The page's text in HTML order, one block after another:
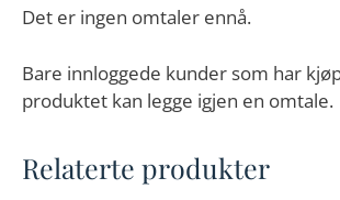
Det er ingen omtaler ennå.
Bare innloggede kunder som har
produktet kan legge igjen en omtale.
Relaterte produkter